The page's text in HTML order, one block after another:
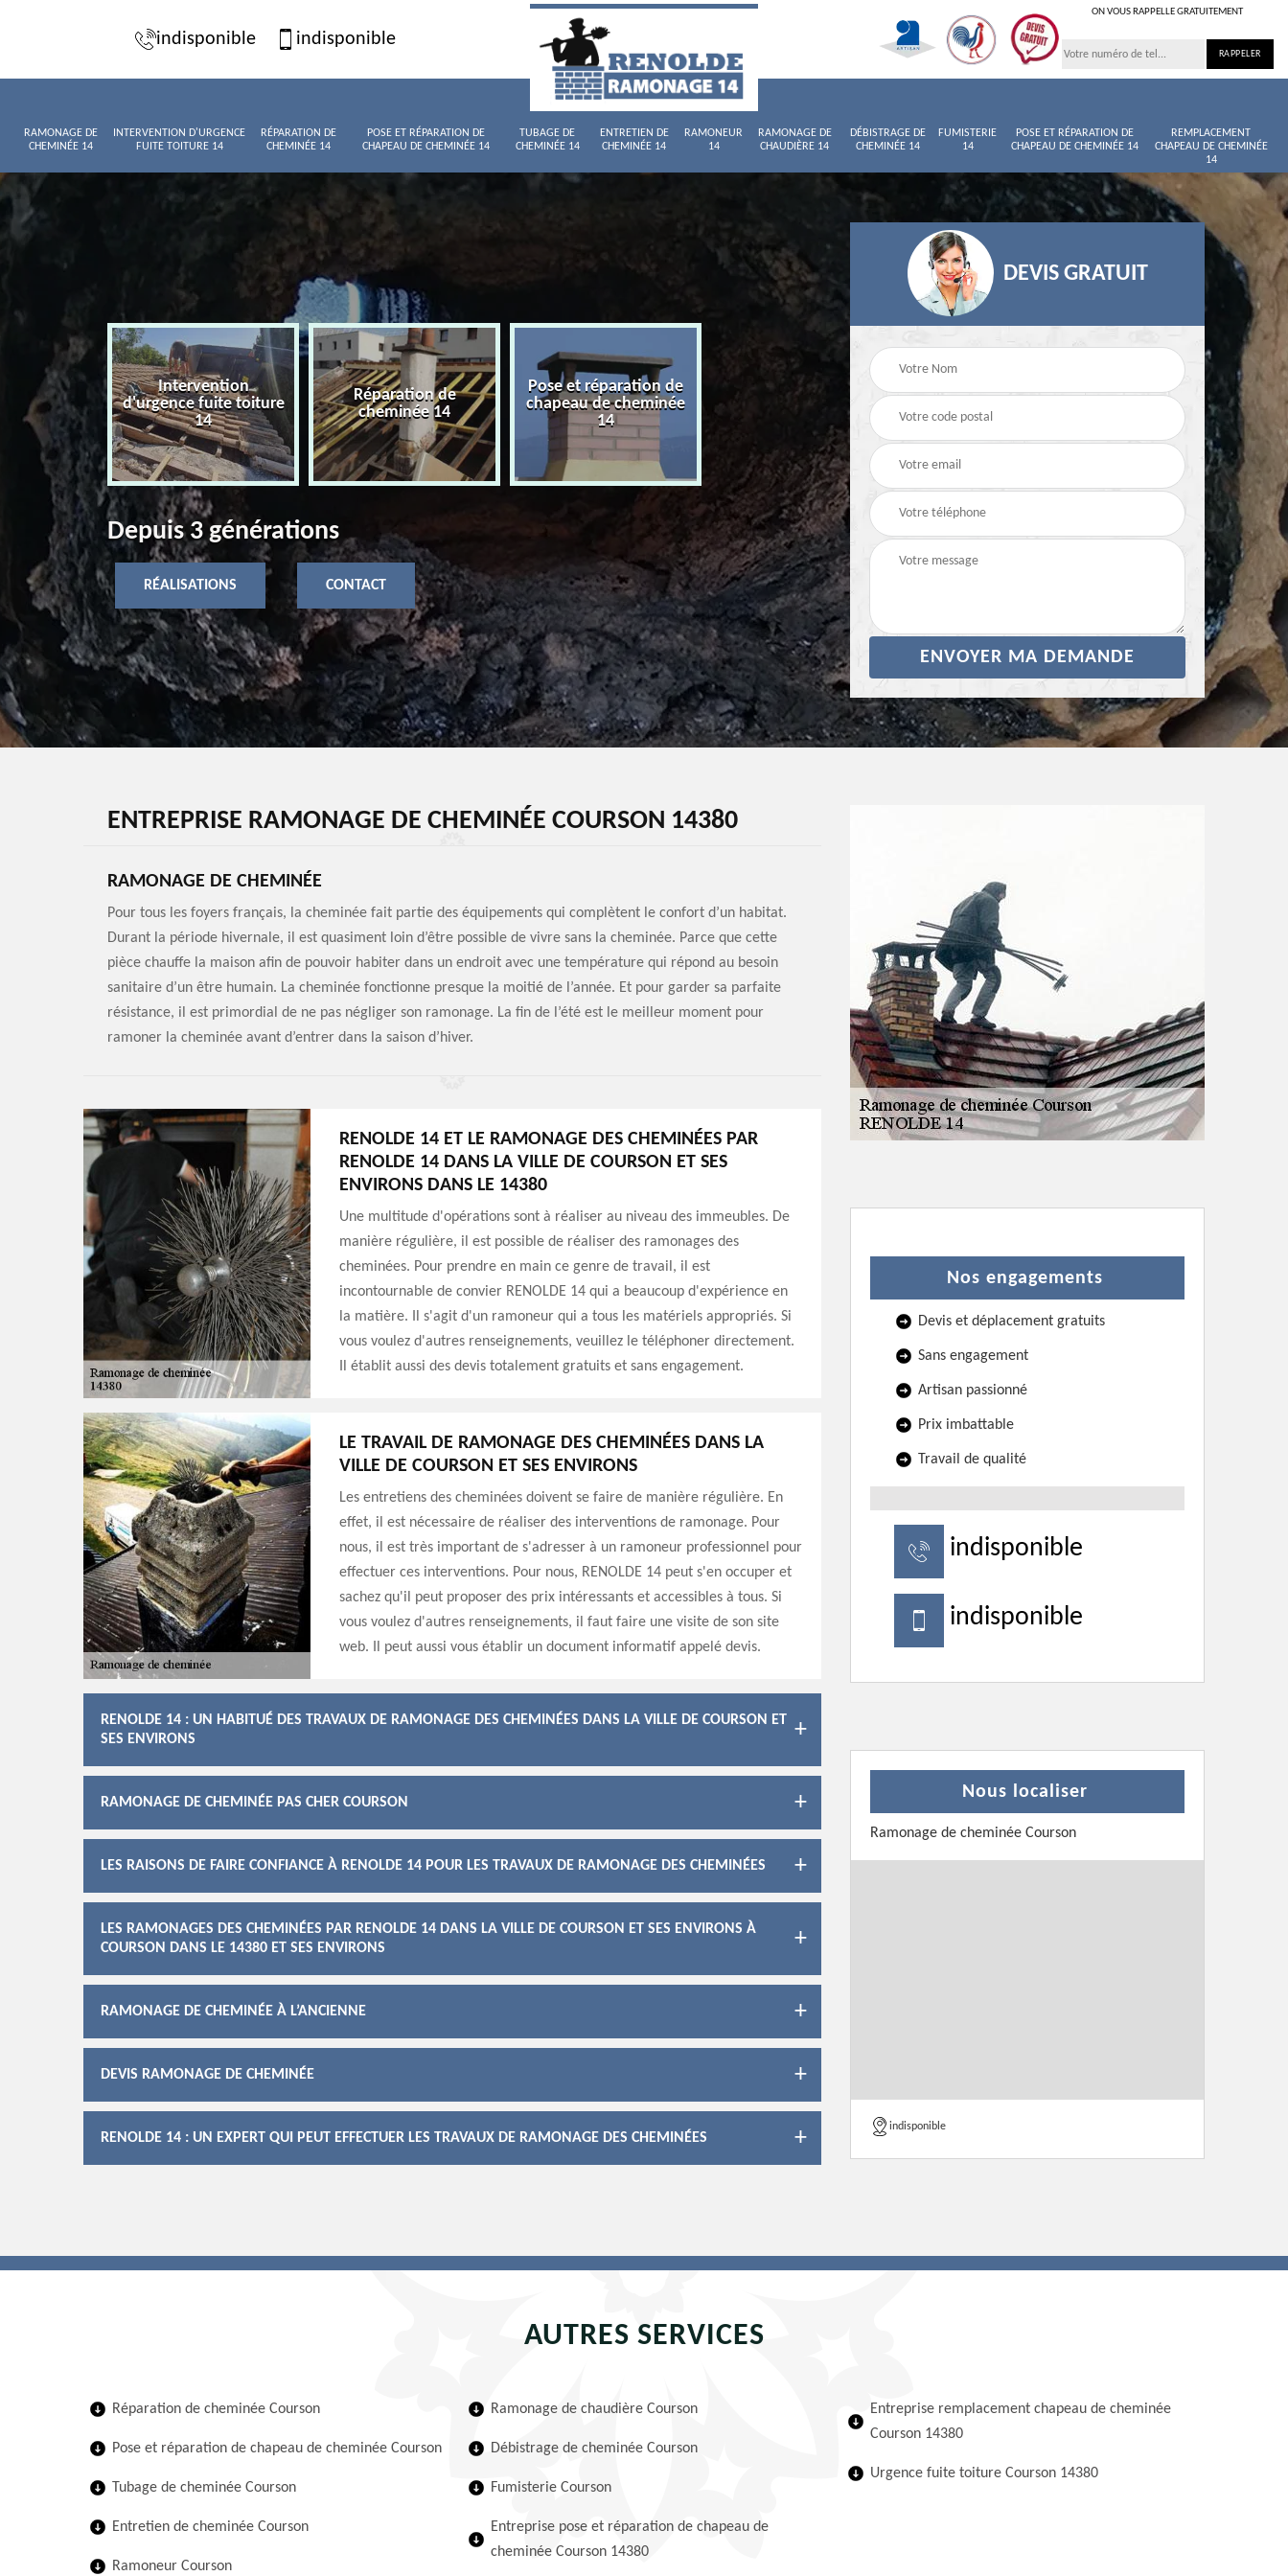
indisponible indisponible
ON VOUS RAPPELLE GRATUITEMENT
RAMONAGE DE
CHEMINÉE 14
INTERVENTION D'URGENCE
FUITE TOITURE 14
RÉPARATION DE
CHEMINÉE 14
POSE ET RÉPARATION DE
CHAPEAU DE CHEMINÉE 14
TUBAGE DE
CHEMINÉE 14
ENTRETIEN DE
CHEMINÉE 14
RAMONEUR
14
RAMONAGE DE
CHAUDIÈRE 14
DÉBISTRAGE DE
CHEMINÉE 14
FUMISTERIE
14
POSE ET RÉPARATION DE
CHAPEAU DE CHEMINÉE 14
REMPLACEMENT
CHAPEAU DE CHEMINÉE
14
de
14
Intervention
d'urgence fuite toiture
14
Réparation de
cheminée 14
Pose et réparation de
chapeau de cheminée
14
Tubage de cheminée
Entretien de cheminée
Ramoneur 14
Depuis 3 générations
RÉALISATIONS CONTACT
DEVIS GRATUIT
ENTREPRISE RAMONAGE DE CHEMINÉE COURSON 14380
RAMONAGE DE CHEMINÉE
Pour tous les foyers français, la cheminée fait partie des équipements qui complètent le confort d’un habitat.
Durant la période hivernale, il est quasiment loin d’être possible de vivre sans la cheminée. Parce que cette
pièce chauffe la maison afin de pouvoir habiter dans un endroit avec une température qui répond au besoin
sanitaire d’un être humain. La cheminée fonctionne presque la moitié de l’année. Et pour garder sa parfaite
résistance, il est primordial de ne pas négliger son ramonage. La fin de l’été est le meilleur moment pour
ramoner la cheminée avant d’entrer dans la saison d’hiver.
RENOLDE 14 ET LE RAMONAGE DES CHEMINÉES PAR
RENOLDE 14 DANS LA VILLE DE COURSON ET SES
ENVIRONS DANS LE 14380
Une multitude d'opérations sont à réaliser au niveau des immeubles. De
manière régulière, il est possible de réaliser des ramonages des
cheminées. Pour prendre en main ce genre de travail, il est
incontournable de convier RENOLDE 14 qui a beaucoup d'expérience en
la matière. Il s'agit d'un ramoneur qui a tous les matériels appropriés. Si
vous voulez d'autres renseignements, veuillez le téléphoner directement.
Il établit aussi des devis totalement gratuits et sans engagement.
LE TRAVAIL DE RAMONAGE DES CHEMINÉES DANS LA
VILLE DE COURSON ET SES ENVIRONS
Les entretiens des cheminées doivent se faire de manière régulière. En
effet, il est nécessaire de réaliser des interventions de ramonage. Pour
nous, il est très important de s'adresser à un ramoneur professionnel pour
effectuer ces interventions. Pour nous, RENOLDE 14 peut s'en occuper et
sachez qu'il peut proposer des prix intéressants et accessibles à tous. Si
vous voulez d'autres renseignements, il faut faire une visite de son site
web. Il peut aussi vous établir un document informatif appelé devis.
RENOLDE 14 : UN HABITUÉ DES TRAVAUX DE RAMONAGE DES CHEMINÉES DANS LA VILLE DE COURSON ET
SES ENVIRONS
RAMONAGE DE CHEMINÉE PAS CHER COURSON
LES RAISONS DE FAIRE CONFIANCE À RENOLDE 14 POUR LES TRAVAUX DE RAMONAGE DES CHEMINÉES
LES RAMONAGES DES CHEMINÉES PAR RENOLDE 14 DANS LA VILLE DE COURSON ET SES ENVIRONS À
COURSON DANS LE 14380 ET SES ENVIRONS
RAMONAGE DE CHEMINÉE À L’ANCIENNE
DEVIS RAMONAGE DE CHEMINÉE
RENOLDE 14 : UN EXPERT QUI PEUT EFFECTUER LES TRAVAUX DE RAMONAGE DES CHEMINÉES
Nos engagements
Devis et déplacement gratuits
Sans engagement
Artisan passionné
Prix imbattable
Travail de qualité
indisponible
indisponible
Nous localiser
Ramonage de cheminée Courson
indisponible
AUTRES SERVICES
Réparation de cheminée Courson
Pose et réparation de chapeau de cheminée Courson
Tubage de cheminée Courson
Entretien de cheminée Courson
Ramoneur Courson
Ramonage de chaudière Courson
Débistrage de cheminée Courson
Fumisterie Courson
Entreprise pose et réparation de chapeau de
cheminée Courson 14380
Entreprise remplacement chapeau de cheminée
Courson 14380
Urgence fuite toiture Courson 14380